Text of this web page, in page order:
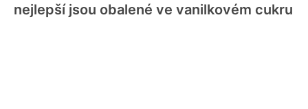
nejlepší jsou obalené ve vanilkovém cukru